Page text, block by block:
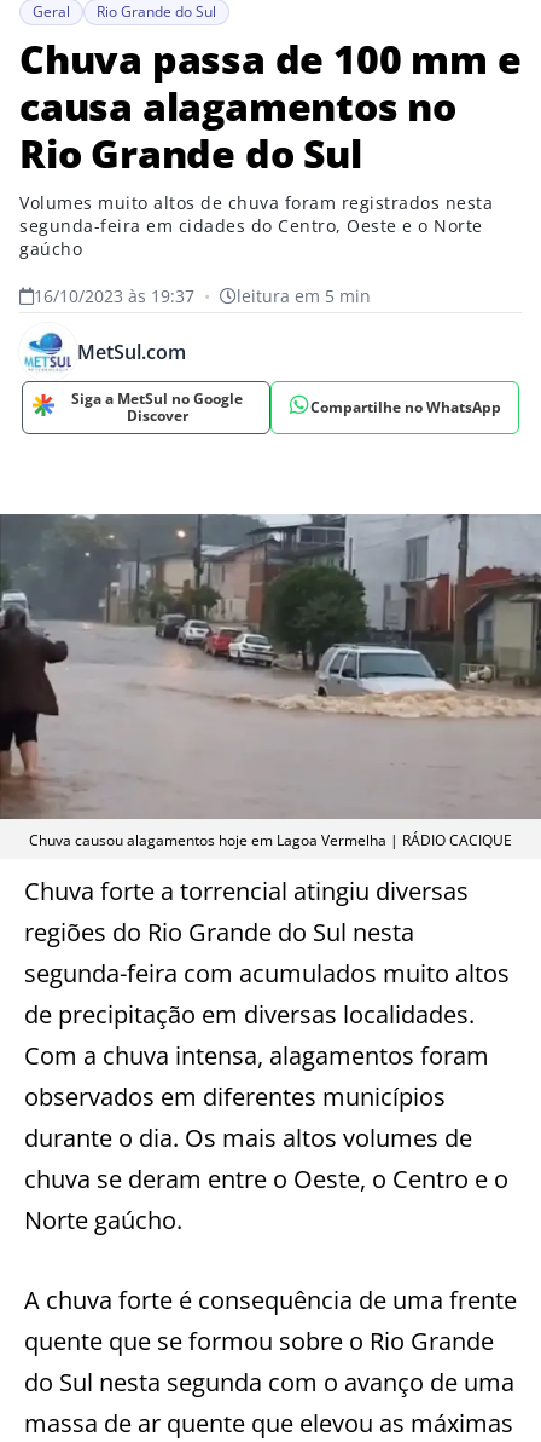
Geral Rio Grande do Sul
Chuva passa de 100 mm e
causa alagamentos no
Rio Grande do Sul
Volumes muito altos de chuva foram registrados nesta
segunda-feira em cidades do Centro, Oeste e o Norte
gaúcho
16/10/2023 às 19:37 • leitura em 5 min
MetSul.com
Siga a MetSul no Google
Discover
Compartilhe no WhatsApp
Chuva causou alagamentos hoje em Lagoa Vermelha | RÁDIO CACIQUE
Chuva forte a torrencial atingiu diversas
regiões do Rio Grande do Sul nesta
segunda-feira com acumulados muito altos
de precipitação em diversas localidades.
Com a chuva intensa, alagamentos foram
observados em diferentes municípios
durante o dia. Os mais altos volumes de
chuva se deram entre o Oeste, o Centro e o
Norte gaúcho.
A chuva forte é consequência de uma frente
quente que se formou sobre o Rio Grande
do Sul nesta segunda com o avanço de uma
massa de ar quente que elevou as máximas